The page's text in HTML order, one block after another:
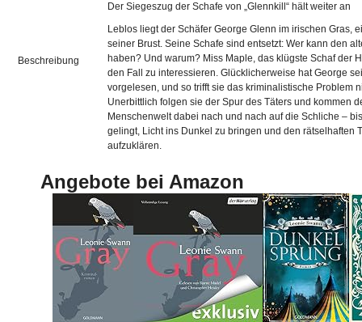
Beschreibung
Der Siegeszug der Schafe von „Glennkill“ hält weiter an
Leblos liegt der Schäfer George Glenn im irischen Gras,
seiner Brust. Seine Schafe sind entsetzt: Wer kann den
haben? Und warum? Miss Maple, das klügste Schaf der
den Fall zu interessieren. Glücklicherweise hat George
vorgelesen, und so trifft sie das kriminalistische Problem
Unerbittlich folgen sie der Spur des Täters und kommen
Menschenwelt dabei nach und nach auf die Schliche –
gelingt, Licht ins Dunkel zu bringen und den rätselhaften
aufzuklären.
Angebote bei Amazon